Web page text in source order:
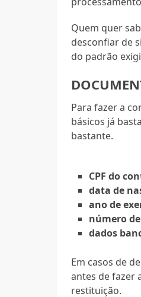
Quem quer
desconfiar de
do padrão
Para fazer a
básicos já
bastante.
CPF do
data de
ano de
número
dados
Em casos de
antes de fazer
restituição.